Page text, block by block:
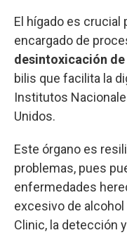
El hígado es crucial
encargado de
desintoxicación de
bilis que facilita la
Institutos
Unidos.
Este órgano es
problemas, pues
enfermedades
excesivo de alcohol
Clinic, la detección y